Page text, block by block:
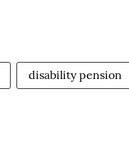
disability pension